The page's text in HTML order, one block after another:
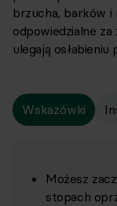
brzucha, barków i
odpowiedzialne
ulegają
Wskazówki
Możesz
stopach